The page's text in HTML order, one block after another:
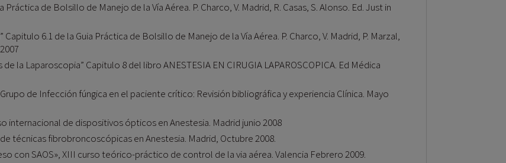
de Bolsillo de Manejo de la Vía Aérea. P. Charco, V. Madrid, R. Casas, S. Alonso. Ed. Just in
Capitulo 6.1 de la Guia Práctica de Bolsillo de Manejo de la Vía Aérea. P. Charco, V. Madrid, P. Marzal,
la Laparoscopia” Capitulo 8 del libro ANESTESIA EN CIRUGIA LAPAROSCOPICA. Ed Médica
de Infección fúngica en el paciente crítico: Revisión bibliográfica y experiencia Clínica. Mayo
internacional de dispositivos ópticos en Anestesia. Madrid junio 2008
técnicas fibrobroncoscópicas en Anestesia. Madrid, Octubre 2008.
con SAOS», XIII curso teórico-práctico de control de la via aérea. Valencia Febrero 2009.